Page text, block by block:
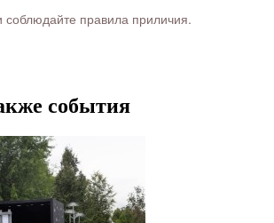
соблюдайте правила приличия.
события